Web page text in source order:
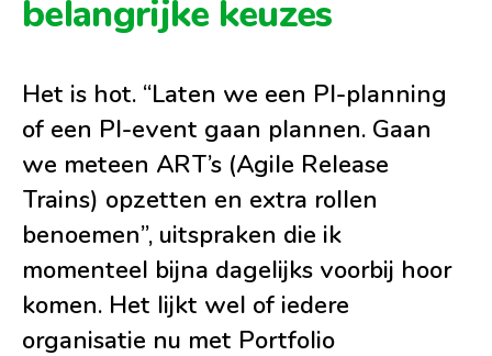
belangrijke keuzes
Het is hot. “Laten we een PI-planning
of een PI-event gaan plannen. Gaan
we meteen ART’s (Agile Release
Trains) opzetten en extra rollen
benoemen”, uitspraken die ik
momenteel bijna dagelijks voorbij hoor
komen. Het lijkt wel of iedere
organisatie nu met Portfolio